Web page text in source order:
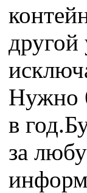
другой
Нужно
в
за